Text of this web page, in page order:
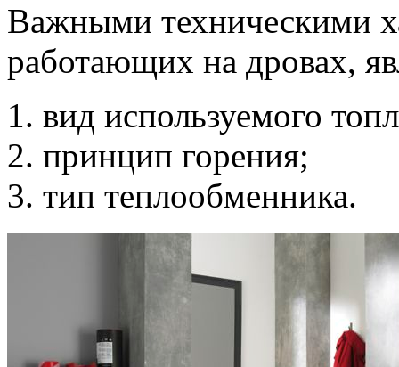
Важными техническими
работающих на дровах,
вид используемого
принцип горения;
тип теплообменника.